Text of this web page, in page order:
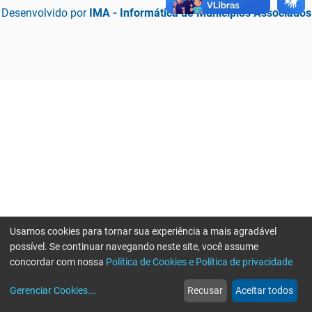
Desenvolvido por IMA - Informática de Municípios Associados
web
Notícias
more_horiz
Mais
Usamos cookies para tornar sua experiência a mais agradável
possível. Se continuar navegando neste site, você assume
concordar com nossa Política de Cookies e Política de privacidade
Gerenciar Cookies... Recusar Aceitar todos
Erro ao enviar informações, por favor tente novamente